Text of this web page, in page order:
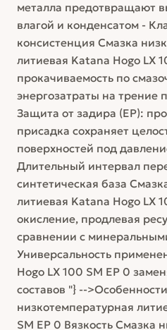
металла предотвращают
влагой и конденсатом -
консистенция Смазка
литиевая Katana Hogo LX
прокачиваемость по
энергозатраты на трение
Защита от задира (EP):
присадка сохраняет
поверхностей под
Длительный интервал
синтетическая база
литиевая Katana Hogo LX
окисление, продлевая
сравнении с
Универсальность
Hogo LX 100 SM EP 0
составов "} --
низкотемпературная
SM EP 0 Вязкость Смазка